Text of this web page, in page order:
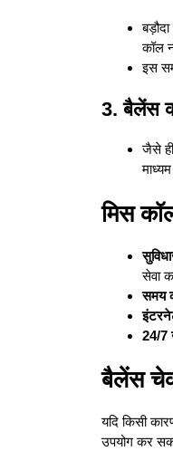
कॉल
इस
3. बैलेंस
जैसे
मिस
सेवा
समय
24/7
बैलेंस
यदि किसी
उपयोग कर